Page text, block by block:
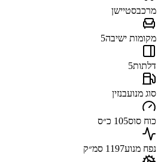
מרכבסטיישן
מקומות ישיבה5
דלתות5
סוג מנועבנזין
כוח סוס105 כ״ס
נפח מנוע1197 סמ״ק